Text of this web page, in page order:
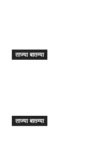
ताज्या बातम्या
ताज्या बातम्या